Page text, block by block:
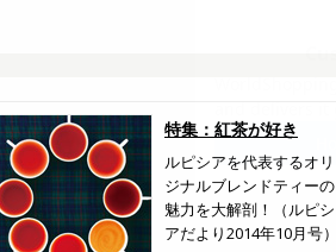
特集：紅茶が好き
ルピシアを代表するオリ
ジナルブレンドティーの
魅力を大解剖！（ルピシ
アだより2014年10月号）